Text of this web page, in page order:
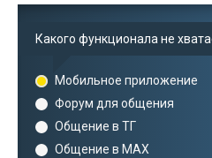
Какого функционала не
Мобильное приложение
Форум для общения
Общение в ТГ
Общение в MAX